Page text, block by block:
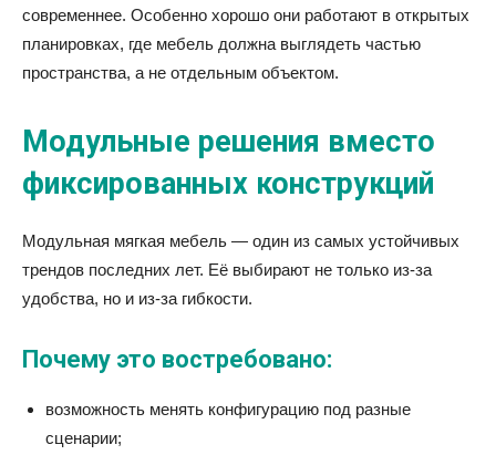
современнее. Особенно хорошо они работают в открытых
планировках, где мебель должна выглядеть частью
пространства, а не отдельным объектом.
Модульные решения вместо
фиксированных конструкций
Модульная мягкая мебель — один из самых устойчивых
трендов последних лет. Её выбирают не только из-за
удобства, но и из-за гибкости.
Почему это востребовано:
возможность менять конфигурацию под разные
сценарии;